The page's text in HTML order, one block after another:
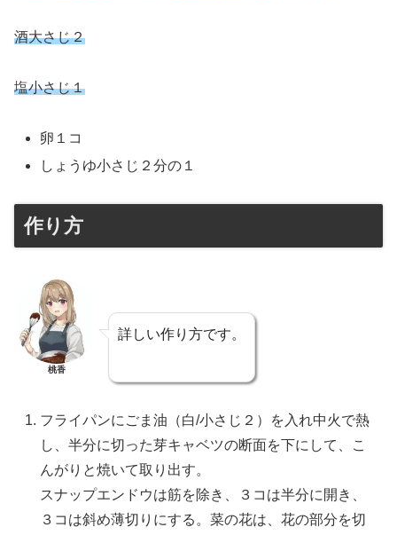
酒大さじ２
塩小さじ１
卵１コ
しょうゆ小さじ２分の１
作り方
桃香
詳しい作り方です。
フライパンにごま油（白/小さじ２）を入れ中火で熱
し、半分に切った芽キャベツの断面を下にして、こ
んがりと焼いて取り出す。
スナップエンドウは筋を除き、３コは半分に開き、
３コは斜め薄切りにする。菜の花は、花の部分を切